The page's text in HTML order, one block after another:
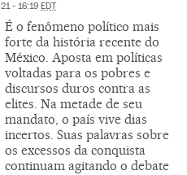
- 16:19 EDT
É o fenômeno político mais
forte da história recente do
México. Aposta em políticas
voltadas para os pobres e
discursos duros contra as
elites. Na metade de seu
mandato, o país vive dias
incertos. Suas palavras sobre
os excessos da conquista
continuam agitando o debate